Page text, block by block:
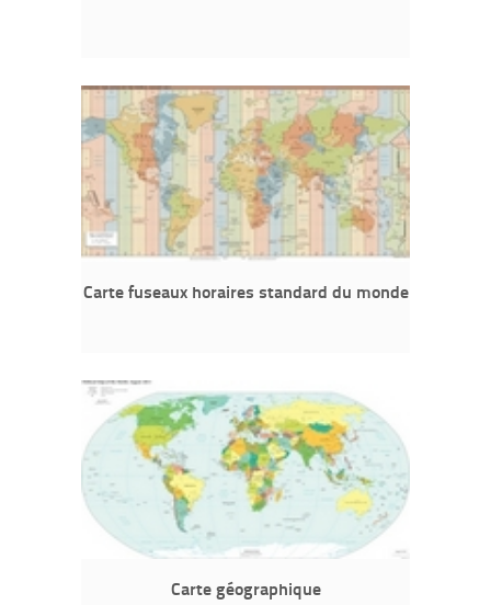
Carte fuseaux horaires standard du monde
Carte géographique